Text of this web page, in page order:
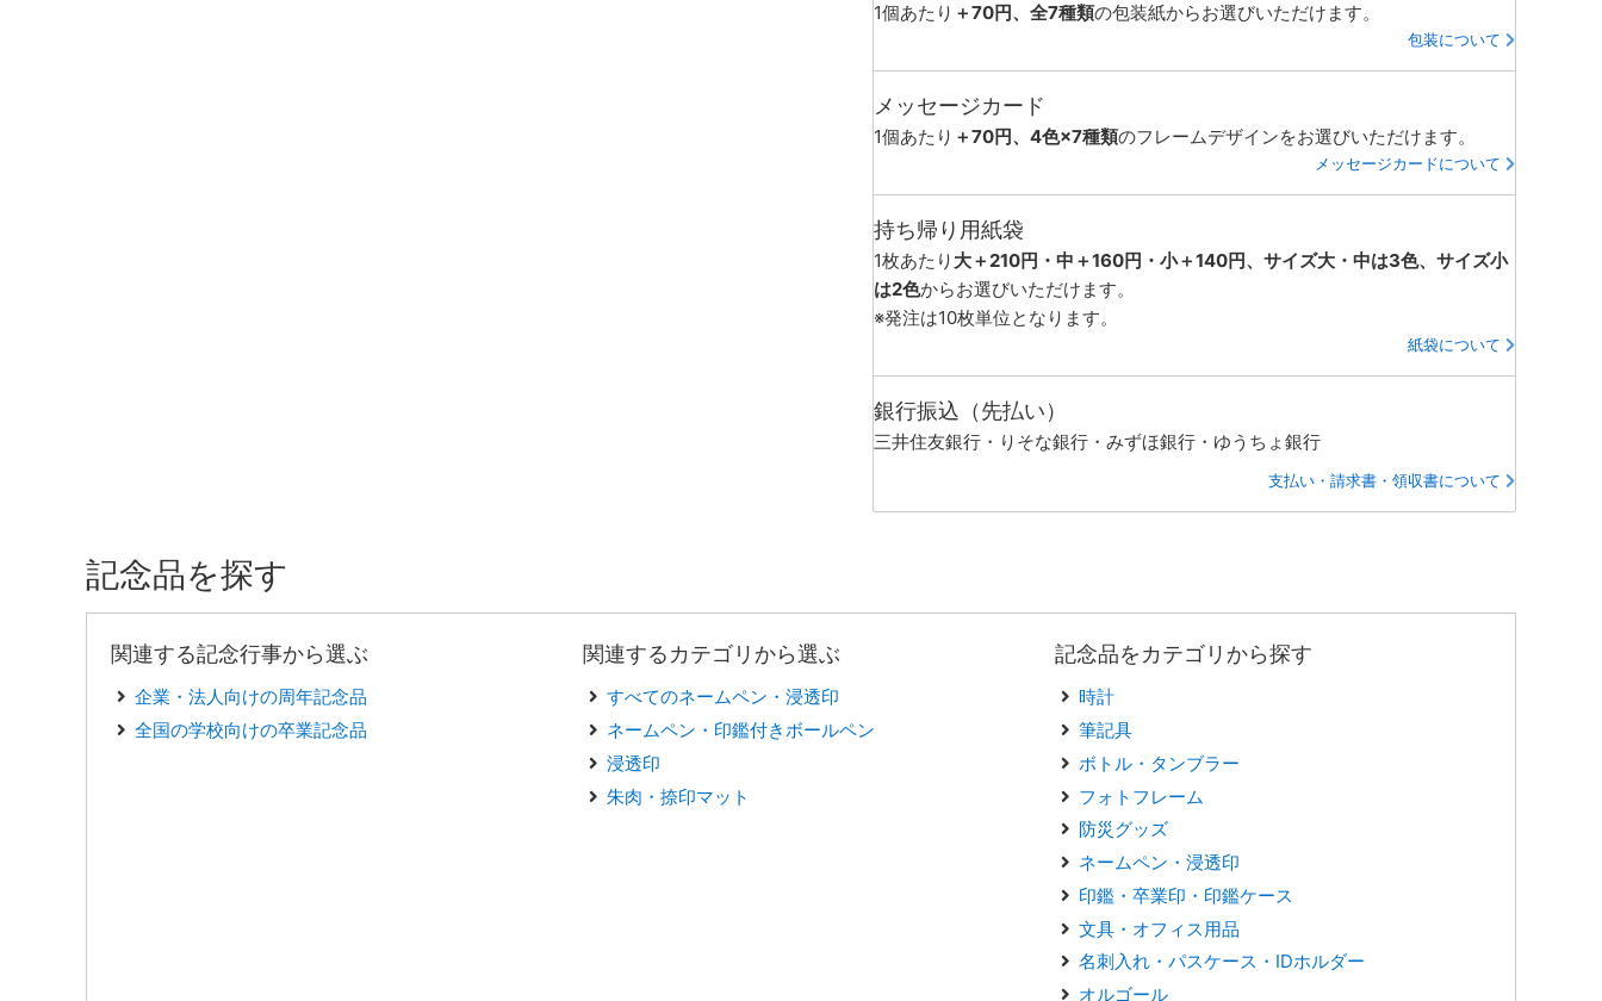
1個あたり ＋70円、全7種類の包装紙からお選びいただけます。
包装について
メッセージカード
1個あたり ＋70円、4色×7種類のフレームデザインをお選びいただけます。
メッセージカードについて
持ち帰り用紙袋
1枚あたり 大＋210円・中＋160円・小＋140円、サイズ大・中は3色、サイズ小
は2色からお選びいただけます。
※発注は10枚単位となります。
紙袋について
銀行振込（先払い）
三井住友銀行・りそな銀行・みずほ銀行・ゆうちょ銀行
支払い・請求書・領収書について
記念品を探す
関連する記念行事から選ぶ
企業・法人向けの周年記念品
全国の学校向けの卒業記念品
関連するカテゴリから選ぶ
すべてのネームペン・浸透印
ネームペン・印鑑付きボールペン
浸透印
朱肉・捺印マット
記念品をカテゴリから探す
時計
筆記具
ボトル・タンブラー
フォトフレーム
防災グッズ
ネームペン・浸透印
印鑑・卒業印・印鑑ケース
文具・オフィス用品
名刺入れ・パスケース・IDホルダー
オルゴール